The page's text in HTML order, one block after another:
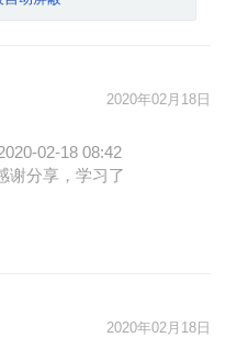
、右手一辆，各自为
木质拼图板当球拍。
圈圈）
着手电筒排着队，假
2020年02月18日
02-18 08:42
谢分享，学习了
2020年02月18日